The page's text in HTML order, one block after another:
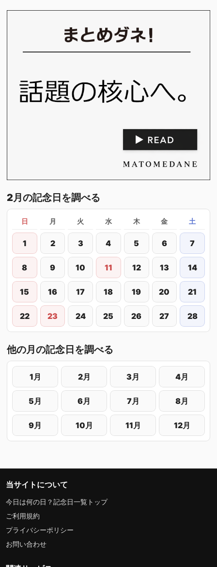
2月の記念日を調べる
日 月 火 水 木 金 土
1 2 3 4 5 6 7
8 9 10 11 12 13 14
15 16 17 18 19 20 21
22 23 24 25 26 27 28
他の月の記念日を調べる
1月 2月 3月 4月
5月 6月 7月 8月
9月 10月 11月 12月
当サイトについて
今日は何の日？記念日一覧トップ
ご利用規約
プライバシーポリシー
お問い合わせ